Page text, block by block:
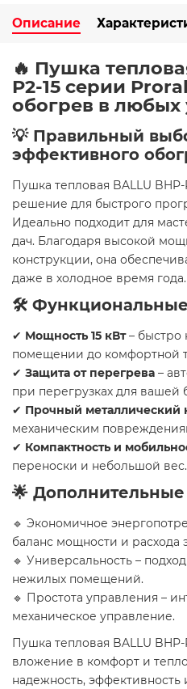
Описание
🔥 Пушка
P2-15 серии
обогрев в любых
💡 Правильный
эффективного
Пушка тепловая BALLU BHP-
решение для быстрого
Идеально подходит для
дач. Благодаря высокой
конструкции, она
даже в холодное время года.
🛠️
✔ Мощность 15 кВт– быстро
помещении до комфортной
✔ Защита от перегрева –
при перегрузках для вашей
✔ Прочный металлический
механическим
✔ Компактность и
переноски и небольшой вес.
🌟
🔹 Экономичное
баланс мощности и расхода
🔹 Универсальность –
нежилых помещений.
🔹 Простота управления –
механическое управление.
Пушка тепловая BALLU BHP-
вложение в комфорт и
надежность,